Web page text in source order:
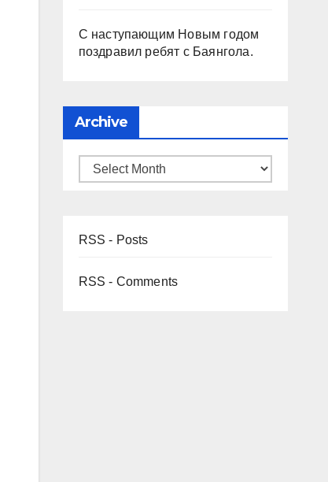
С наступающим Новым годом
поздравил ребят с Баянгола.
Archive
RSS - Posts
RSS - Comments